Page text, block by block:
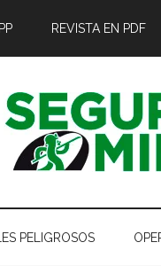
REVISTA EN PDF
PELIGROSOS